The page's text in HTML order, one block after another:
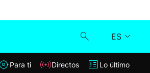
ES
Klisk
Para ti Directos Lo último